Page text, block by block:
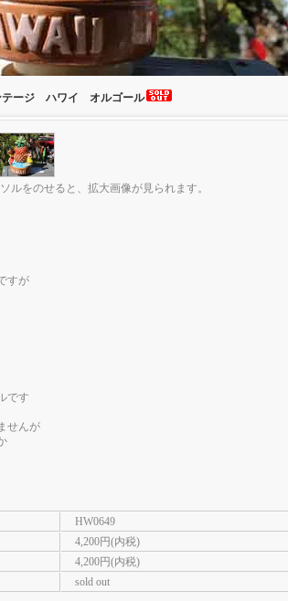
テージ ハワイ オルゴール
ルをのせると、拡大画像が見られます。
すが
です
せんが
HW0649
4,200円(内税)
4,200円(内税)
sold out